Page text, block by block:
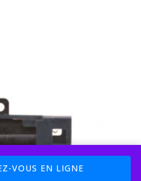
Code Promo : MAC77 (
PayPal et Cofidis )
VOUS EN LIGNE